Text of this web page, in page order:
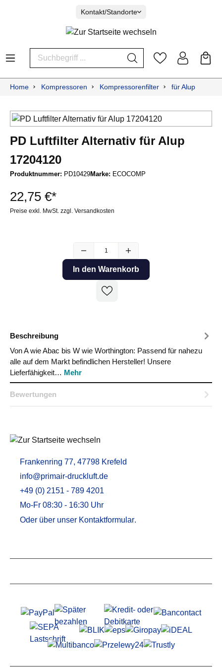
Kontakt/Standorte
Home Kompressoren Kompressorenfilter für Alup
PD Luftfilter Alternativ für Alup
17204120
Produktnummer: PD10429Marke: ECOCOMP
22,75 €*
Preise exkl. MwSt. zzgl. Versandkosten
In den Warenkorb
Beschreibung
Von A wie Abac bis W wie Worthington: Passend für nahezu
alle auf dem Markt befindlichen Hersteller! Unsere
Lieferfähigkeit… Mehr
Bewertungen
Frankenring 77, 47798 Krefeld
info@primair-druckluft.de
+49 (0) 2151 - 789 4201
Mo-Fr 08:30 - 16:30 Uhr
Oder über unser Kontaktformular.